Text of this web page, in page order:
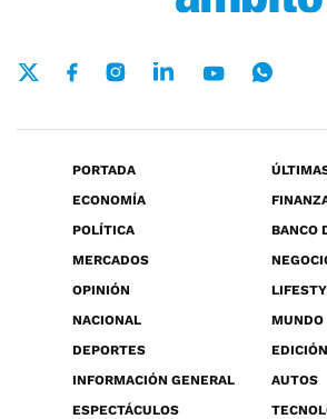
PORTADA
ECONOMÍA
POLÍTICA
BANCO
MERCADOS
OPINIÓN
NACIONAL
MUNDO
DEPORTES
INFORMACIÓN GENERAL
AUTOS
ESPECTÁCULOS